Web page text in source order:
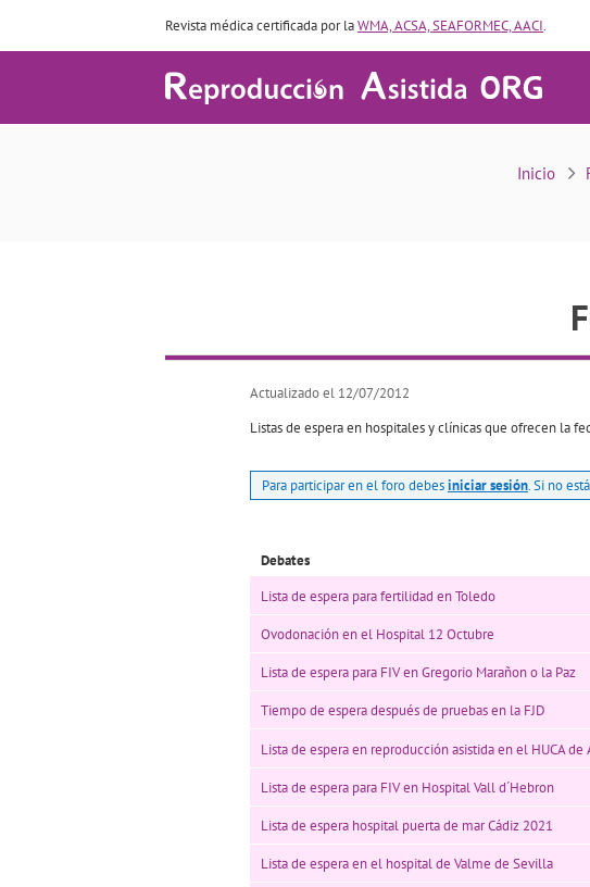
Revista médica certificada por laWMA, ACSA, SEAFORMEC, AACI.
Inicio
Actualizado el 12/07/2012
Listas de espera en hospitales y clínicas que ofrecen la
Para participar en el foro debesiniciar sesión. Si no
Debates
Lista de espera para fertilidad en Toledo
Ovodonación en el Hospital 12 Octubre
Lista de espera para FIV en Gregorio Marañon o la Paz
Tiempo de espera después de pruebas en la FJD
Lista de espera en reproducción asistida en el HUCA de
Lista de espera para FIV en Hospital Vall d´Hebron
Lista de espera hospital puerta de mar Cádiz 2021
Lista de espera en el hospital de Valme de Sevilla